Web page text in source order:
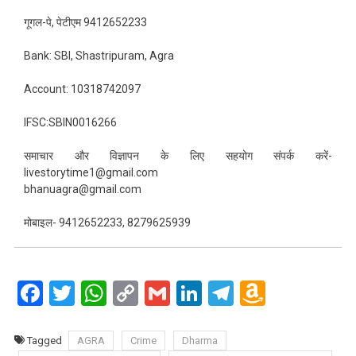
गूगल-पे, पेटीएम 9412652233
Bank: SBI, Shastripuram, Agra
Account: 10318742097
IFSC:SBIN0016266
समाचार और विज्ञापन के लिए सहयोग संपर्क करें-
livestorytime1@gmail.com
bhanuagra@gmail.com
मोबाइल- 9412652233, 8279625939
Facebook
Twitter
WhatsApp
CopyGmailLinkedIn
Telegram
Amazon
List
Tagged AGRA Crime
Dharma